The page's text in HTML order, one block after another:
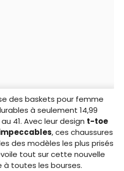
des baskets pour femme
à seulement 14,99
41. Avec leur design t-toe
, ces chaussures
des modèles les plus prisés
tout sur cette nouvelle
toutes les bourses.